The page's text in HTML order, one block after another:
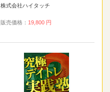
株式会社ハイタッチ
販売価格： 19,800 円